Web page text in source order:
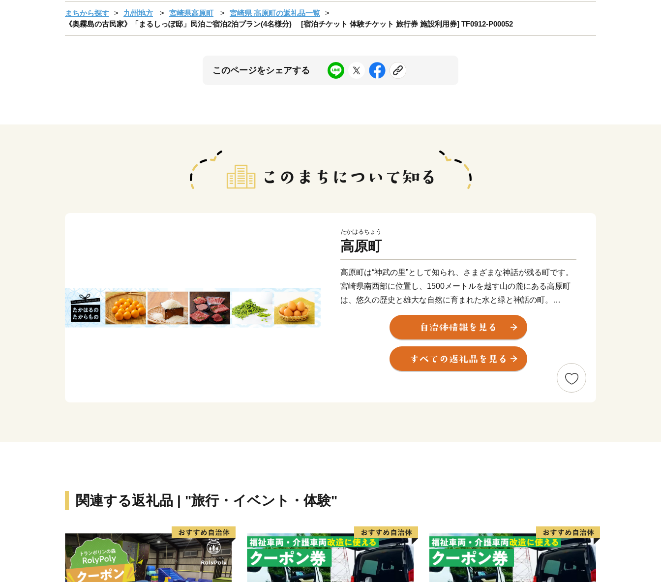
まちから探す 九州地方 宮崎県高原町
宮崎県 高原町の返礼品一覧
《奥霧島の古民家》「まるしっぽ邸」民泊ご宿泊2泊プラン(4名様分) [宿泊チケット 体験チケット 旅行券 施設利用券] TF0912-P00052
このページをシェアする
たかはるちょう
高原町
高原町は“神武の里”として知られ、さまざまな神話が残る町です。
宮崎県南西部に位置し、1500メートルを越す山の麓にある高原町
は、悠久の歴史と雄大な自然に育まれた水と緑と神話の町。
この町の名は、日本の神々がお住まいになられる「高天原（たかま
がはら）」の名に由来すると伝えられています。 畜産の町でもあ
り、全国的にも評判な「宮崎牛」の一大生産地。新鮮な野菜や果物
の宝庫でもあり、霧島連山の地中深くから湧き出す温泉は近隣では
珍しい炭酸泉をお楽しみいただけます。日本で初めて国立公園とな
関連する返礼品 | "旅行・イベント・体験"